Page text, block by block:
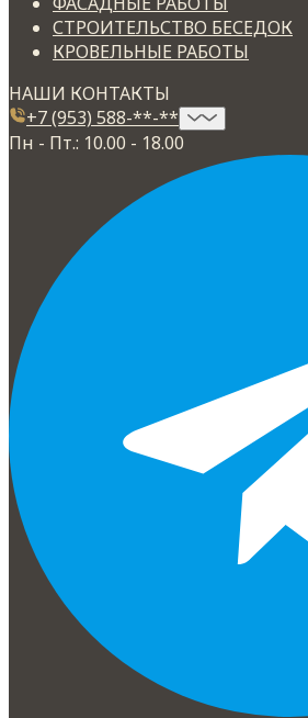
СТРОИТЕЛЬСТВО БЕСЕДОК
КРОВЕЛЬНЫЕ РАБОТЫ
НАШИ КОНТАКТЫ
+7 (953) 588-**-**
Пн - Пт.: 10.00 - 18.00